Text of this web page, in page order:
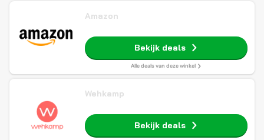
Amazon
Bekijk deals
Alle deals van deze winkel
Wehkamp
Bekijk deals